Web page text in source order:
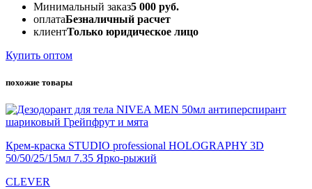
Минимальный заказ5 000 руб.
оплатаБезналичный расчет
клиентТолько юридическое лицо
Купить оптом
похожие товары
Крем-краска STUDIO professional HOLOGRAPHY 3D
50/50/25/15мл 7.35 Ярко-рыжий
CLEVER